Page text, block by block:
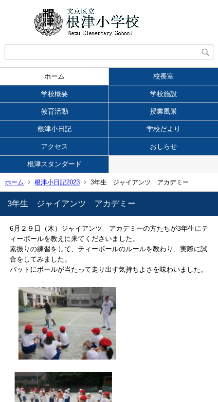
ホーム 校長室
学校概要 学校施設
教育活動 授業風景
根津小日記 学校だより
アクセス おしらせ
根津スタンダード
ホーム 根津小日記2023 3年生 ジャイアンツ アカデミー
3年生 ジャイアンツ アカデミー
6月２９日（木）ジャイアンツ アカデミーの方たちが3年生にテ
ィーボールを教えに来てくださいました。
素振りの練習をして、ティーボールのルールを教わり、実際に試
合をしてみました。
バットにボールが当たって走り出す気持ちよさを味わいました。